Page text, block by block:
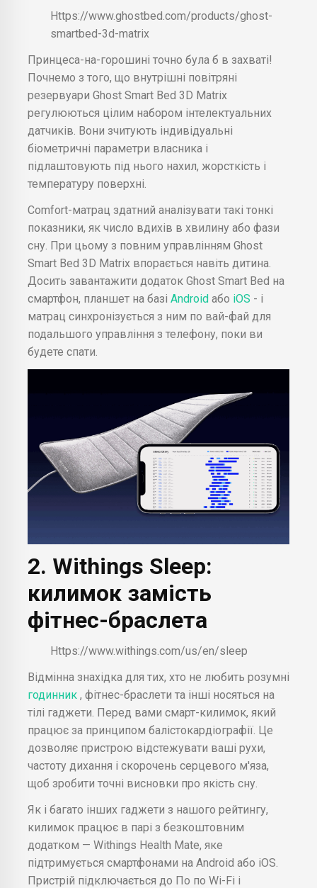
Https://www.ghostbed.com/products/ghost-
smartbed-3d-matrix
Принцеса-на-горошині точно була б в захваті!
Почнемо з того, що внутрішні повітряні
резервуари Ghost Smart Bed 3D Matrix
регулюються цілим набором інтелектуальних
датчиків. Вони зчитують індивідуальні
біометричні параметри власника і
підлаштовують під нього нахил, жорсткість і
температуру поверхні.
Comfort-матрац здатний аналізувати такі тонкі
показники, як число вдихів в хвилину або фази
сну. При цьому з повним управлінням Ghost
Smart Bed 3D Matrix впорається навіть дитина.
Досить завантажити додаток Ghost Smart Bed на
смартфон, планшет на базі Android або iOS - і
матрац синхронізується з ним по вай-фай для
подальшого управління з телефону, поки ви
будете спати.
2. Withings Sleep:
килимок замість
фітнес-браслета
Https://www.withings.com/us/en/sleep
Відмінна знахідка для тих, хто не любить розумні
годинник , фітнес-браслети та інші носяться на
тілі гаджети. Перед вами смарт-килимок, який
працює за принципом балістокардіографії. Це
дозволяє пристрою відстежувати ваші рухи,
частоту дихання і скорочень серцевого м'яза,
щоб зробити точні висновки про якість сну.
Як і багато інших гаджети з нашого рейтингу,
килимок працює в парі з безкоштовним
додатком — Withings Health Mate, яке
підтримується смартфонами на Android або iOS.
Пристрій підключається до По по Wi-Fi і